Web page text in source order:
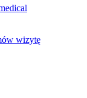
wizytę